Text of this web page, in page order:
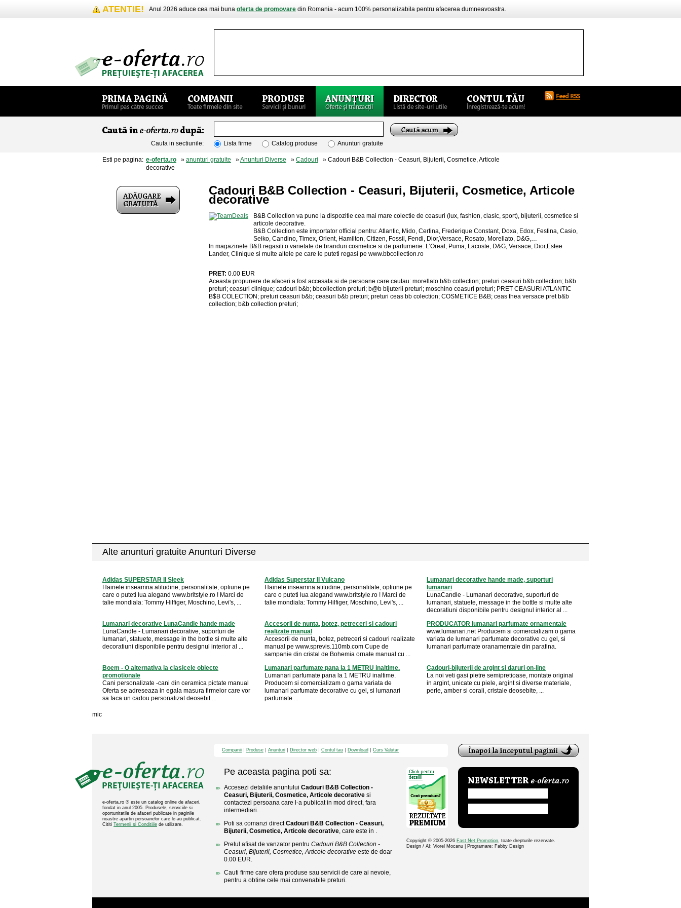
ATENTIE! Anul 2026 aduce cea mai buna oferta de promovare din Romania - acum 100% personalizabila pentru afacerea dumneavoastra.
Cauta in sectiunile: Lista firme Catalog produse Anunturi gratuite
Esti pe pagina: e-oferta.ro » anunturi gratuite »Anunturi Diverse » Cadouri » Cadouri B&B Collection - Ceasuri, Bijuterii, Cosmetice, Articole
decorative
Cadouri B&B Collection - Ceasuri, Bijuterii, Cosmetice, Articole
decorative
B&B Collection va pune la dispozitie cea mai mare colectie de ceasuri (lux, fashion, clasic, sport), bijuterii, cosmetice si
articole decorative.
B&B Collection este importator official pentru: Atlantic, Mido, Certina, Frederique Constant, Doxa, Edox, Festina, Casio,
Seiko, Candino, Timex, Orient, Hamilton, Citizen, Fossil, Fendi, Dior,Versace, Rosato, Morellato, D&G,…
In magazinele B&B regasiti o varietate de branduri cosmetice si de parfumerie: L’Oreal, Puma, Lacoste, D&G, Versace, Dior,Estee
Lander, Clinique si multe altele pe care le puteti regasi pe www.bbcollection.ro
PRET: 0.00 EUR
Aceasta propunere de afaceri a fost accesata si de persoane care cautau: morellato b&b collection; preturi ceasuri b&b collection; b&b
preturi; ceasuri clinique; cadouri b&b; bbcollection preturi; b@b bijuterii preturi; moschino ceasuri preturi; PRET CEASURI ATLANTIC
B$B COLECTION; preturi ceasuri b&b; ceasuri b&b preturi; preturi ceas bb colection; COSMETICE B&B; ceas thea versace pret b&b
collection; b&b collection preturi;
Alte anunturi gratuite Anunturi Diverse
Adidas SUPERSTAR II Sleek
Hainele inseamna atitudine, personalitate, optiune pe
care o puteti lua alegand www.britstyle.ro ! Marci de
talie mondiala: Tommy Hilfiger, Moschino, Levi's, ...
Adidas Superstar II Vulcano
Hainele inseamna atitudine, personalitate, optiune pe
care o puteti lua alegand www.britstyle.ro ! Marci de
talie mondiala: Tommy Hilfiger, Moschino, Levi's, ...
Lumanari decorative hande made, suporturi
lumanari
LunaCandle - Lumanari decorative, suporturi de
lumanari, statuete, message in the bottle si multe alte
decoratiuni disponibile pentru designul interior al ...
Lumanari decorative LunaCandle hande made
LunaCandle - Lumanari decorative, suporturi de
lumanari, statuete, message in the bottle si multe alte
decoratiuni disponibile pentru designul interior al ...
Accesorii de nunta, botez, petreceri si cadouri
realizate manual
Accesorii de nunta, botez, petreceri si cadouri realizate
manual pe www.sprevis.110mb.com Cupe de
sampanie din cristal de Bohemia ornate manual cu ...
PRODUCATOR lumanari parfumate ornamentale
www.lumanari.net Producem si comercializam o gama
variata de lumanari parfumate decorative cu gel, si
lumanari parfumate oranamentale din parafina.
Boem - O alternativa la clasicele obiecte
promotionale
Cani personalizate -cani din ceramica pictate manual
Oferta se adreseaza in egala masura firmelor care vor
sa faca un cadou personalizat deosebit ...
Lumanari parfumate pana la 1 METRU inaltime.
Lumanari parfumate pana la 1 METRU inaltime.
Producem si comercializam o gama variata de
lumanari parfumate decorative cu gel, si lumanari
parfumate ...
Cadouri-bijuterii de argint si daruri on-line
La noi veti gasi pietre semipretioase, montate original
in argint, unicate cu piele, argint si diverse materiale,
perle, amber si corali, cristale deosebite, ...
mic
e-oferta.ro ® este un catalog online de afaceri,
fondat in anul 2005. Produsele, serviciile si
oportunitatile de afaceri publicate in paginile
noastre apartin persoanelor care le-au publicat.
Cititi Termenii si Conditiile de utilizare.
Companii Produse Anunturi Director web Contul tau Download Curs Valutar
Pe aceasta pagina poti sa:
Accesezi detaliile anuntului Cadouri B&B Collection -
Ceasuri, Bijuterii, Cosmetice, Articole decorative si
contactezi persoana care l-a publicat in mod direct, fara
intermediari.
Poti sa comanzi directCadouri B&B Collection - Ceasuri,
Bijuterii, Cosmetice, Articole decorative, care este in .
Pretul afisat de vanzator pentru Cadouri B&B Collection -
Ceasuri, Bijuterii, Cosmetice, Articole decorative este de doar
0.00 EUR.
Cauti firme care ofera produse sau servicii de care ai nevoie,
pentru a obtine cele mai convenabile preturi.
Copyright © 2005-2026 Fast Net Promotion, toate drepturile rezervate.
Design / AI: Viorel Mocanu | Programare: Fabby Design